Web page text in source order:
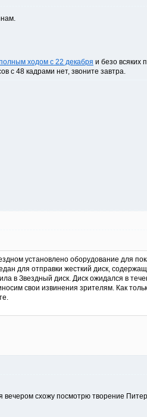
ходом с 22 декабря и безо всяких
с 48 кадрами нет, звоните завтра.
установлено оборудование для
для отправки жесткий диск,
в Звездный диск. Диск ожидался в
свои извинения зрителям. Как
схожу посмотрю творение